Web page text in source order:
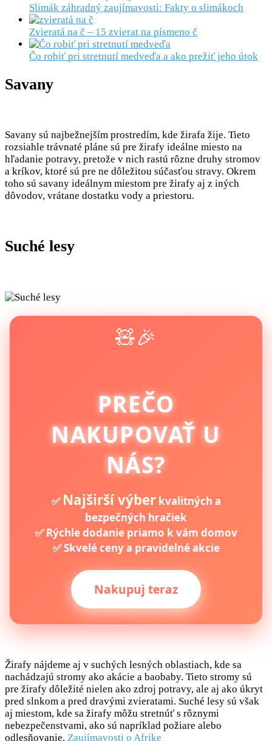
Slimák záhradný zaujímavosti: Fakty o slimákoch
Zvieratá na č – 15 zvierat na písmeno č
Čo robiť pri stretnutí medveďa a ako prežiť jeho útok
Savany
Savany sú najbežnejším prostredím, kde žirafa žije. Tieto
rozsiahle trávnaté pláne sú pre žirafy ideálne miesto na
hľadanie potravy, pretože v nich rastú rôzne druhy stromov
a kríkov, ktoré sú pre ne dôležitou súčasťou stravy. Okrem
toho sú savany ideálnym miestom pre žirafy aj z iných
dôvodov, vrátane dostatku vody a priestoru.
Suché lesy
🧸🎉
PREČO
NAKUPOVAŤ U
NÁS?
✅ Najširší výberkvalitných a
bezpečných hračiek
✅ Rýchle dodanie priamo k vám domov
✅ Skvelé ceny a pravidelné akcie
Nakupuj teraz
Žirafy nájdeme aj v suchých lesných oblastiach, kde sa
nachádzajú stromy ako akácie a baobaby. Tieto stromy sú
pre žirafy dôležité nielen ako zdroj potravy, ale aj ako úkryt
pred slnkom a pred dravými zvieratami. Suché lesy sú však
aj miestom, kde sa žirafy môžu stretnúť s rôznymi
nebezpečenstvami, ako sú napríklad požiare alebo
odlesňovanie. Zaujímavosti o Afrike